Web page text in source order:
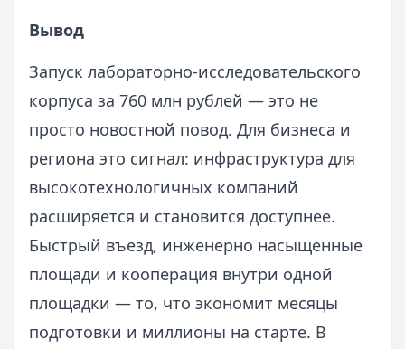
Вывод
Запуск лабораторно-исследовательского
корпуса за 760 млн рублей — это не
просто новостной повод. Для бизнеса и
региона это сигнал: инфраструктура для
высокотехнологичных компаний
расширяется и становится доступнее.
Быстрый въезд, инженерно насыщенные
площади и кооперация внутри одной
площадки — то, что экономит месяцы
подготовки и миллионы на старте. В